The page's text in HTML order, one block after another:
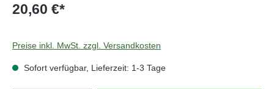
20,60 €*
Preise inkl. MwSt. zzgl. Versandkosten
Sofort verfügbar, Lieferzeit: 1-3 Tage